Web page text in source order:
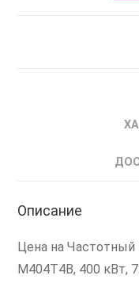
Описание
Цена на Частотный
M404T4B, 400 кВт,